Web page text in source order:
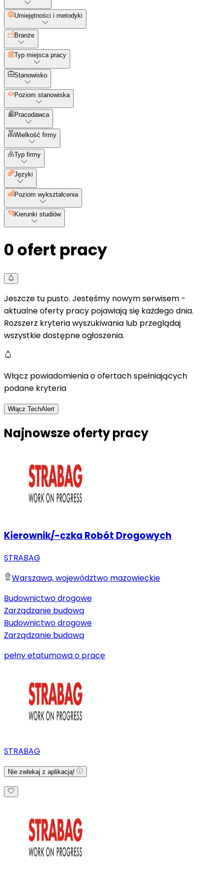
Umiejętności i metodyki
Branże
Typ miejsca pracy
Stanowisko
Poziom stanowiska
Pracodawca
Wielkość firmy
Typ firmy
Języki
Poziom wykształcenia
Kierunki studiów
0 ofert pracy
Jeszcze tu pusto. Jesteśmy nowym serwisem -
aktualne oferty pracy pojawiają się każdego dnia.
Rozszerz kryteria wyszukiwania lub przeglądaj
wszystkie dostępne ogłoszenia.
Włącz powiadomienia o ofertach spełniających
podane kryteria
Włącz TechAlert
Najnowsze oferty pracy
Kierownik/-czka Robót Drogowych
STRABAG
Warszawa, województwo mazowieckie
Budownictwo drogowe
Zarządzanie budową
Budownictwo drogowe
Zarządzanie budową
pełny etatumowa o pracę
STRABAG
Nie zwlekaj z aplikacją!